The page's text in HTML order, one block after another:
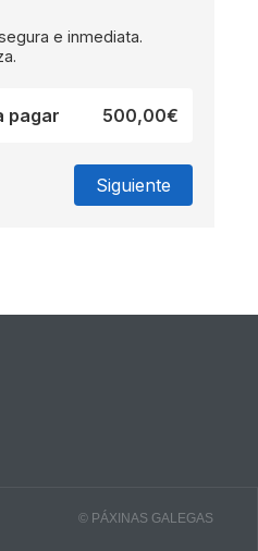
e inmediata.
pagar 500,00€
© PÁXINAS GALEGAS